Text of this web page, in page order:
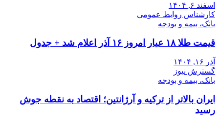
اسفند ۶, ۱۴۰۴
کارشناس روابط عمومی
بانک، بیمه و بودجه
قیمت طلا ۱۸ عیار امروز ۱۶ آذر اعلام شد + جدول
آذر ۱۶, ۱۴۰۴
گسترش نیوز
بانک، بیمه و بودجه
ایران بالاتر از ترکیه و آرژانتین؛ اقتصاد به نقطه جوش
رسید